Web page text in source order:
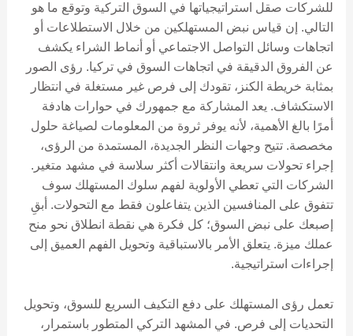
للشركات صقل استراتيجياتها في السوق التركية وتوقع ما هو
التالي. إن قياس نبض المستهلكين من خلال الاستطلاعات أو
اتجاهات وسائل التواصل الاجتماعي أو أنماط الشراء يكشف
عن الفروق الدقيقة في اتجاهات السوق في تركيا. رؤى الصور
بمثابة خريطة الكنز، تقودك إلى فرص غير مستغلة في انتظار
الاستكشاف. يعد المشاركة مع جمهورك في حوارات هادفة
أمرًا بالغ الأهمية، لأنه يوفر ثروة من المعلومات لصياغة حلول
مخصصة. تتيح وجهات النظر الجديدة، المستمدة من الرؤى،
إجراء تحولات سريعة وانتقالات أكثر سلاسة في مشهد متغير.
الشركات التي تعطي الأولوية لفهم سلوك المستهلك سوف
تتفوق على المنافسين الذين يتفاعلون فقط مع التحولات. أبقِ
إصبعك على نبض السوق؛ كل فكرة هي نقطة انطلاق نحو منح
عملك ميزة. يتعلق الأمر بالاستباقية وتحويل الفهم العميق إلى
إجراءات استراتيجية.
تعمل رؤى المستهلك على دفع التكيف السريع للسوق، وتحويل
التحديات إلى فرص. في المشهد التركي المتطور باستمرار،